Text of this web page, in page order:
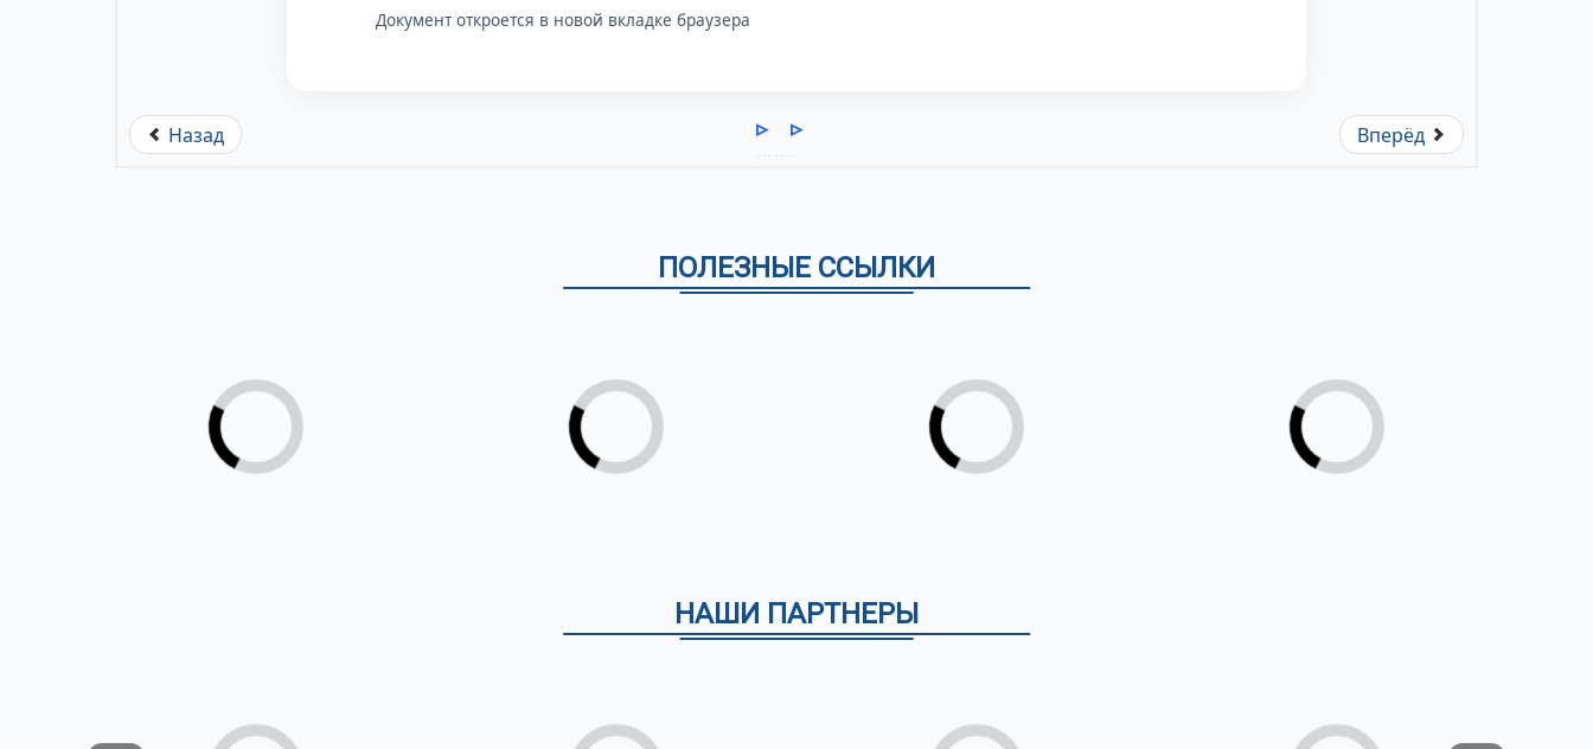
Документ откроется в новой вкладке браузера
Назад Вперёд
ПОЛЕЗНЫЕ ССЫЛКИ
НАШИ ПАРТНЕРЫ